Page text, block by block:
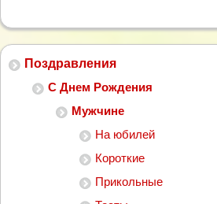
Поздравления
С Днем Рождения
Мужчине
На юбилей
Короткие
Прикольные